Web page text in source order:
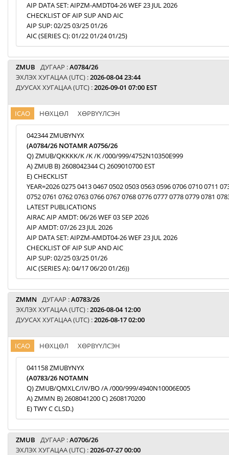
AIP DATA SET: AIPZM-AMDT04-26 WEF 23 JUL 2026
CHECKLIST OF AIP SUP AND AIC
AIP SUP: 02/25 03/25 01/26
AIC (SERIES C): 01/22 01/24 01/25)
ZMUB ДУГААР :A0784/26
ЭХЛЭХ ХУГАЦАА (UTC) :2026-08-04 23:44
ДУУСАХ ХУГАЦАА (UTC) :2026-09-01 07:00 EST
ICAO НӨХЦӨЛ ХӨРВҮҮЛСЭН
042344 ZMUBYNYX
(A0784/26 NOTAMR A0756/26
Q) ZMUB/QKKKK/K /K /K /000/999/4752N10350E999
A) ZMUB B) 2608042344 C) 2609010700 EST
E) CHECKLIST
YEAR=2026 0275 0413 0467 0502 0503 0563 0596 0706 0710 0711
0752 0761 0762 0763 0766 0767 0768 0776 0777 0778 0779 0781
LATEST PUBLICATIONS
AIRAC AIP AMDT: 06/26 WEF 03 SEP 2026
AIP AMDT: 07/26 23 JUL 2026
AIP DATA SET: AIPZM-AMDT04-26 WEF 23 JUL 2026
CHECKLIST OF AIP SUP AND AIC
AIP SUP: 02/25 03/25 01/26
AIC (SERIES A): 04/17 06/20 01/26))
ZMMN ДУГААР :A0783/26
ЭХЛЭХ ХУГАЦАА (UTC) :2026-08-04 12:00
ДУУСАХ ХУГАЦАА (UTC) :2026-08-17 02:00
ICAO НӨХЦӨЛ ХӨРВҮҮЛСЭН
041158 ZMUBYNYX
(A0783/26 NOTAMN
Q) ZMUB/QMXLC/IV/BO /A /000/999/4940N10006E005
A) ZMMN B) 2608041200 C) 2608170200
E) TWY C CLSD.)
ZMUB ДУГААР :A0706/26
ЭХЛЭХ ХУГАЦАА (UTC) :2026-07-27 00:00